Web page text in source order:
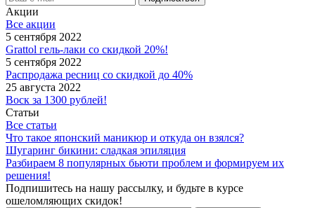
Акции
Все акции
5 сентября 2022
Grattol гель-лаки со скидкой 20%!
5 сентября 2022
Распродажа ресниц со скидкой до 40%
25 августа 2022
Воск за 1300 рублей!
Статьи
Все статьи
Что такое японский маникюр и откуда он взялся?
Шугаринг бикини: сладкая эпиляция
Разбираем 8 популярных бьюти проблем и формируем их
решения!
Подпишитесь на нашу рассылку, и будьте в курсе
ошеломляющих скидок!